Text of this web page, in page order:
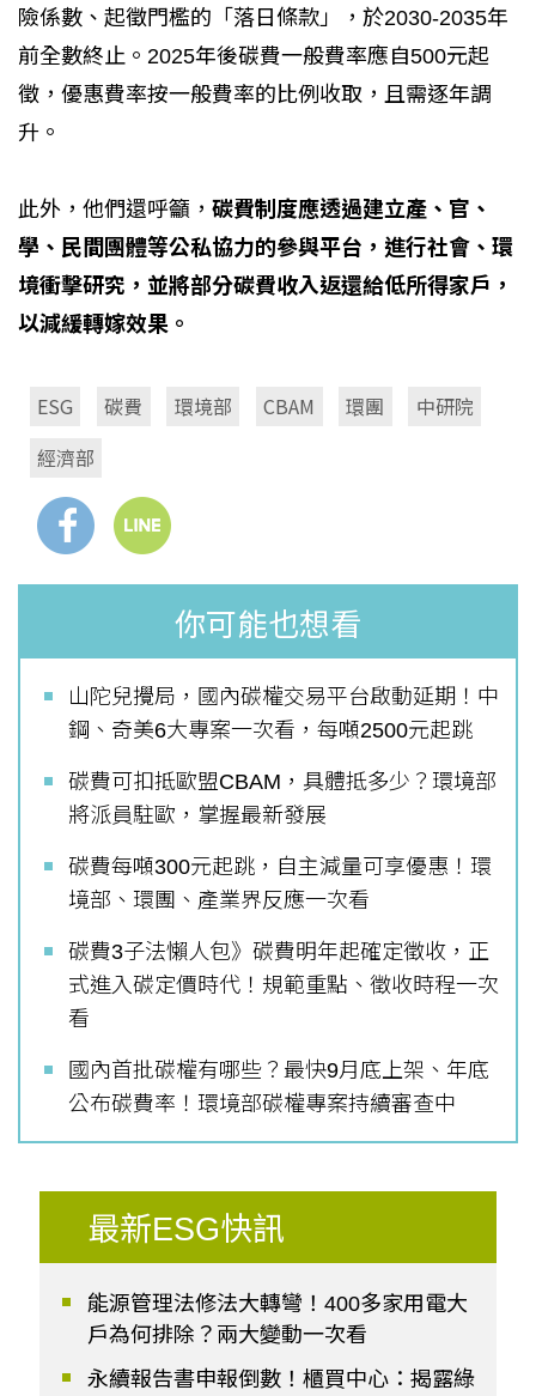
險係數、起徵門檻的「落日條款」，於2030-2035年
前全數終止。2025年後碳費一般費率應自500元起
徵，優惠費率按一般費率的比例收取，且需逐年調
升。
此外，他們還呼籲， 碳費制度應透過建立產、官、
學、民間團體等公私協力的參與平台，進行社會、環
境衝擊研究，並將部分碳費收入返還給低所得家戶，
以減緩轉嫁效果。
ESG 碳費 環境部 CBAM 環團
中研院
經濟部
你可能也想看
山陀兒攪局，國內碳權交易平台啟動延期！中
鋼、奇美6大專案一次看，每噸2500元起跳
碳費可扣抵歐盟CBAM，具體抵多少？環境部
將派員駐歐，掌握最新發展
碳費每噸300元起跳，自主減量可享優惠！環
境部、環團、產業界反應一次看
碳費3子法懶人包》碳費明年起確定徵收，正
式進入碳定價時代！規範重點、徵收時程一次
看
國內首批碳權有哪些？最快9月底上架、年底
公布碳費率！環境部碳權專案持續審查中
最新ESG快訊
能源管理法修法大轉彎！400多家用電大
戶為何排除？兩大變動一次看
永續報告書申報倒數！櫃買中心：揭露綠